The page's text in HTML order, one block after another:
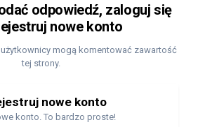
odpowiedź, zaloguj się
nowe konto
mogą komentować zawartość
tej strony.
nowe konto
konto. To bardzo proste!